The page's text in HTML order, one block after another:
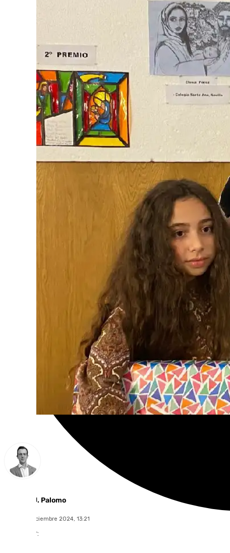
Antonio J. Palomo
lunes, 30 diciembre 2024, 13:21
Compartir: